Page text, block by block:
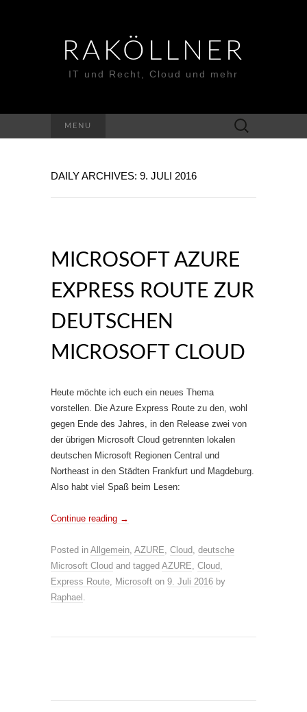
RAKÖLLNER
IT und Recht, Cloud und mehr
MENU
Suchen
nach:
DAILY ARCHIVES: 9. JULI 2016
MICROSOFT AZURE
EXPRESS ROUTE ZUR
DEUTSCHEN
MICROSOFT CLOUD
Heute möchte ich euch ein neues Thema
vorstellen. Die Azure Express Route zu den, wohl
gegen Ende des Jahres, in den Release zwei von
der übrigen Microsoft Cloud getrennten lokalen
deutschen Microsoft Regionen Central und
Northeast in den Städten Frankfurt und Magdeburg.
Also habt viel Spaß beim Lesen:
Continue reading →
Posted in Allgemein, AZURE, Cloud, deutsche
Microsoft Cloud and tagged AZURE, Cloud,
Express Route, Microsoft on 9. Juli 2016 by
Raphael .